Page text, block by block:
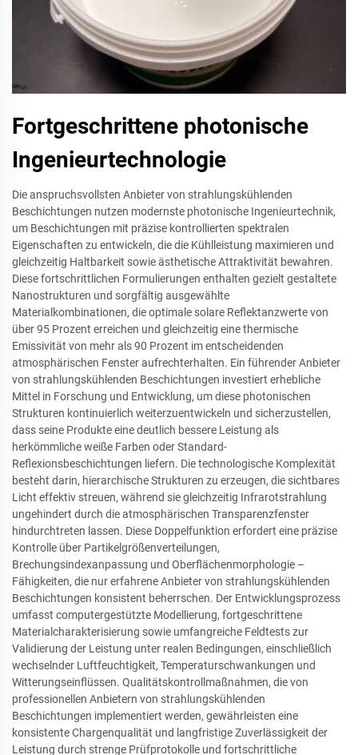
Fortgeschrittene photonische
Ingenieurtechnologie
Die anspruchsvollsten Anbieter von strahlungskühlenden
Beschichtungen nutzen modernste photonische Ingenieurtechnik,
um Beschichtungen mit präzise kontrollierten spektralen
Eigenschaften zu entwickeln, die die Kühlleistung maximieren und
gleichzeitig Haltbarkeit sowie ästhetische Attraktivität bewahren.
Diese fortschrittlichen Formulierungen enthalten gezielt gestaltete
Nanostrukturen und sorgfältig ausgewählte
Materialkombinationen, die optimale solare Reflektanzwerte von
über 95 Prozent erreichen und gleichzeitig eine thermische
Emissivität von mehr als 90 Prozent im entscheidenden
atmosphärischen Fenster aufrechterhalten. Ein führender Anbieter
von strahlungskühlenden Beschichtungen investiert erhebliche
Mittel in Forschung und Entwicklung, um diese photonischen
Strukturen kontinuierlich weiterzuentwickeln und sicherzustellen,
dass seine Produkte eine deutlich bessere Leistung als
herkömmliche weiße Farben oder Standard-
Reflexionsbeschichtungen liefern. Die technologische Komplexität
besteht darin, hierarchische Strukturen zu erzeugen, die sichtbares
Licht effektiv streuen, während sie gleichzeitig Infrarotstrahlung
ungehindert durch die atmosphärischen Transparenzfenster
hindurchtreten lassen. Diese Doppelfunktion erfordert eine präzise
Kontrolle über Partikelgrößenverteilungen,
Brechungsindexanpassung und Oberflächenmorphologie –
Fähigkeiten, die nur erfahrene Anbieter von strahlungskühlenden
Beschichtungen konsistent beherrschen. Der Entwicklungsprozess
umfasst computergestützte Modellierung, fortgeschrittene
Materialcharakterisierung sowie umfangreiche Feldtests zur
Validierung der Leistung unter realen Bedingungen, einschließlich
wechselnder Luftfeuchtigkeit, Temperaturschwankungen und
Witterungseinflüssen. Qualitätskontrollmaßnahmen, die von
professionellen Anbietern von strahlungskühlenden
Beschichtungen implementiert werden, gewährleisten eine
konsistente Chargenqualität und langfristige Zuverlässigkeit der
Leistung durch strenge Prüfprotokolle und fortschrittliche